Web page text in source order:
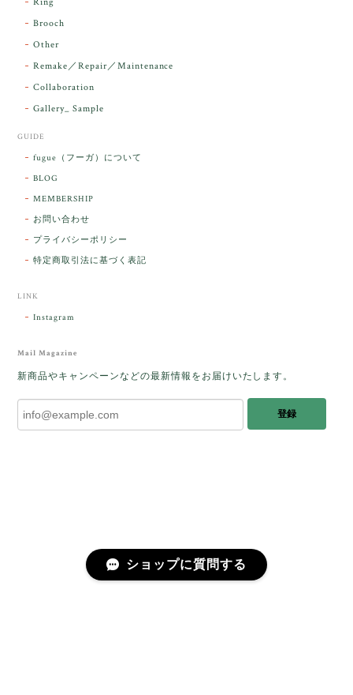
こそ この度は誠にありがとうございまし
た人に幸せが訪れる」という言い伝えがあるケサラン
パサラン。とっても素敵です。メッセージでは色々記
憶違いもありましたが、またいつかお会いして楽しい
した。
をあたたかく迎え入れてくださり とても嬉
しく思います。 この石のふわりとした光を
ランパサラン」でした。これからはT様の
傍で そっと見守ってくれるのではないかな
2025/10/03
Brooch
Other
Remake／Repair／Maintenance
Collaboration
Gallery_ Sample
GUIDE
fugue（フーガ）について
BLOG
MEMBERSHIP
お問い合わせ
プライバシーポリシー
特定商取引法に基づく表記
LINK
Instagram
Mail Magazine
新商品やキャンペーンなどの最新情報をお届けいたします。
登録
ショップに質問する